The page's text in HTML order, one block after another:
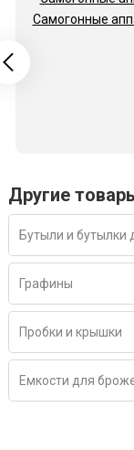
Самогонные
Другие
Бутыли и бутылки
Графины
Пробки и крышки
Емкости для